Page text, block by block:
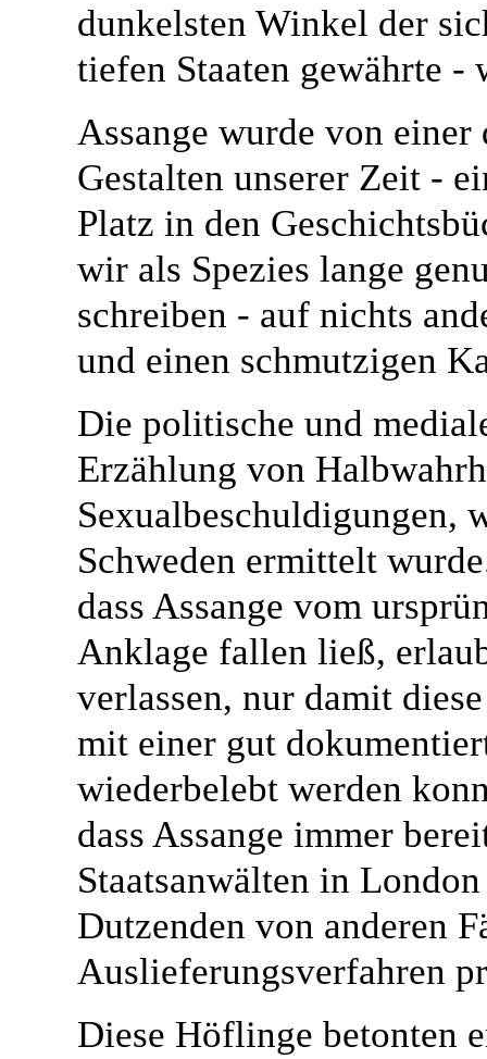
dunkelsten Winkel der
tiefen Staaten gewährte -
Assange wurde von
Gestalten unserer Zeit -
Platz in den
wir als Spezies lange
schreiben - auf nichts
und einen schmutzigen
Die politische und
Erzählung von
Sexualbeschuldigungen,
Schweden ermittelt
dass Assange vom
Anklage fallen ließ,
verlassen, nur damit
mit einer gut
wiederbelebt werden
dass Assange immer
Staatsanwälten in
Dutzenden von anderen
Auslieferungsverfahren
Diese Höflinge betonten